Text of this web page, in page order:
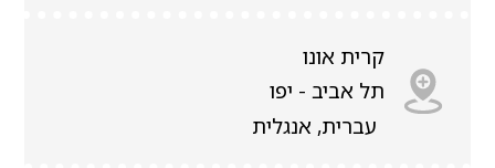
קרית אונו
תל אביב - יפו
עברית, אנגלית